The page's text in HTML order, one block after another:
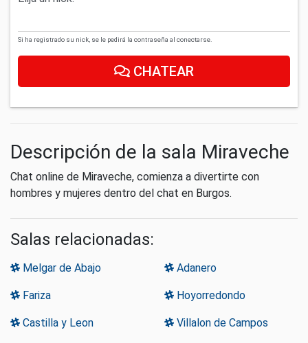
Si ha registrado su nick, se le pedirá la contraseña al conectarse.
CHATEAR
Descripción de la sala Miraveche
Chat online de Miraveche, comienza a divertirte con
hombres y mujeres dentro del chat en Burgos.
Salas relacionadas:
Melgar de Abajo Adanero
Fariza Hoyorredondo
Castilla y Leon Villalon de Campos